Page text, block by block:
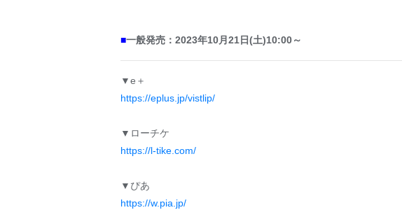
■一般発売：2023年10月21日(土)10:00～
▼e＋
https://eplus.jp/vistlip/
▼ローチケ
https://l-tike.com/
▼ぴあ
https://w.pia.jp/